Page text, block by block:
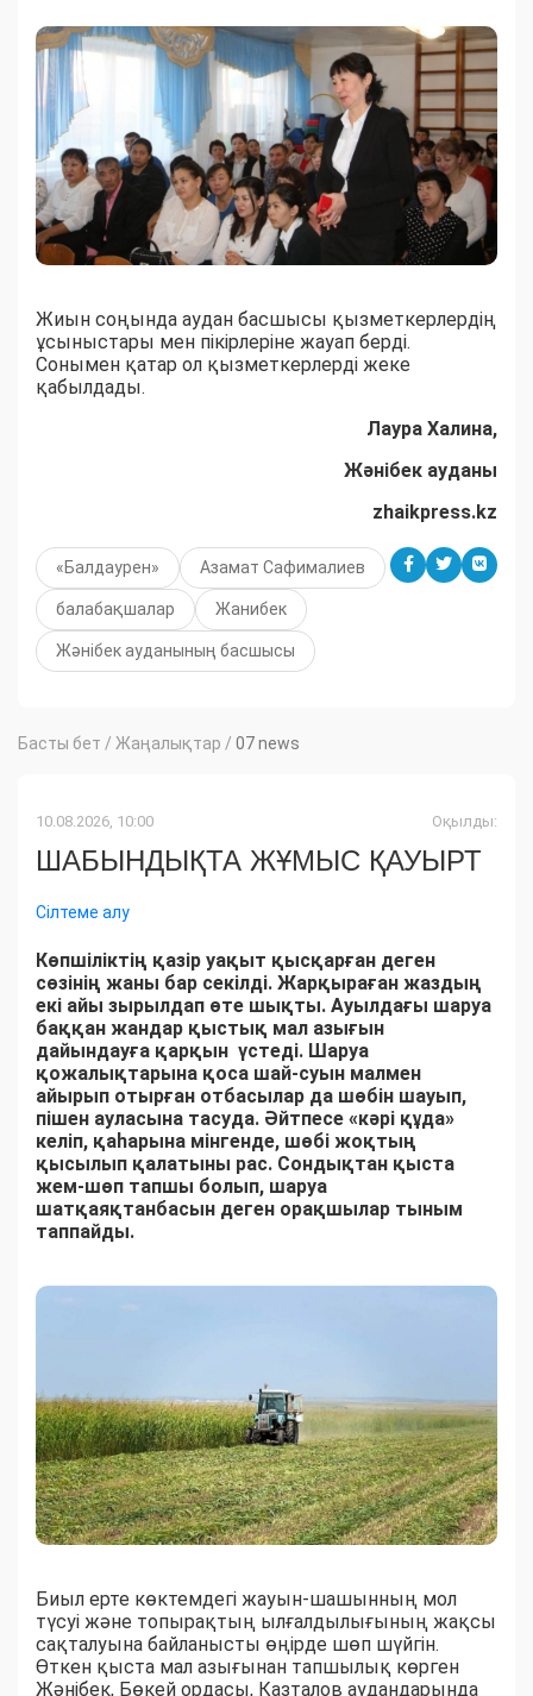
Жиын соңында аудан басшысы қызметкерлердің
ұсыныстары мен пікірлеріне жауап берді.
Сонымен қатар ол қызметкерлерді жеке
қабылдады.
Лаура Халина,
Жәнібек ауданы
zhaikpress.kz
«Балдаурен» Азамат Сафималиев
балабақшалар Жанибек
Жәнібек ауданының басшысы
Басты бет / Жаңалықтар / 07 news
10.08.2026, 10:00 Оқылды:
ШАБЫНДЫҚТА ЖҰМЫС ҚАУЫРТ
Сілтеме алу
Көпшіліктің қазір уақыт қысқарған деген
сөзінің жаны бар секілді. Жарқыраған жаздың
екі айы зырылдап өте шықты. Ауылдағы шаруа
баққан жандар қыстық мал азығын
дайындауға қарқын үстеді. Шаруа
қожалықтарына қоса шай-суын малмен
айырып отырған отбасылар да шөбін шауып,
пішен ауласына тасуда. Әйтпесе «кәрі құда»
келіп, қаһарына мінгенде, шөбі жоқтың
қысылып қалатыны рас. Сондықтан қыста
жем-шөп тапшы болып, шаруа
шатқаяқтанбасын деген орақшылар тыным
таппайды.
Биыл ерте көктемдегі жауын-шашынның мол
түсуі және топырақтың ылғалдылығының жақсы
сақталуына байланысты өңірде шөп шүйгін.
Өткен қыста мал азығынан тапшылық көрген
Жәнібек, Бөкей ордасы, Казталов аудандарында